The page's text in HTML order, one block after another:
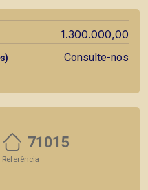
1.300.000,00
Consulte-nos
71015
Referência